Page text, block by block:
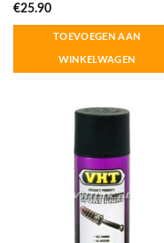
€25.90
TOEVOEGEN AAN
WINKELWAGEN